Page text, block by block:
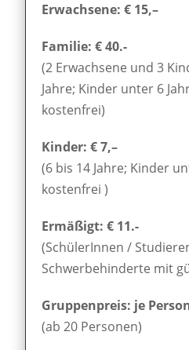
Erwachsene: € 15,–
Familie: € 40.-
(2 Erwachsene und 3
Jahre; Kinder unter 6
kostenfrei)
Kinder: € 7,–
(6 bis 14 Jahre; Kinder
kostenfrei )
Ermäßigt: € 11.-
(SchülerInnen /
Schwerbehinderte mit
Gruppenpreis: je
(ab 20 Personen)